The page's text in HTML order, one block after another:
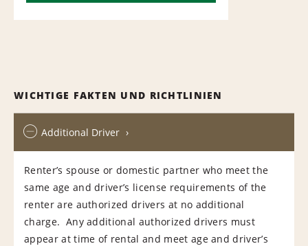
WICHTIGE FAKTEN UND RICHTLINIEN
Additional Driver
Renter’s spouse or domestic partner who meet the
same age and driver’s license requirements of the
renter are authorized drivers at no additional
charge. Any additional authorized drivers must
appear at time of rental and meet age and driver’s